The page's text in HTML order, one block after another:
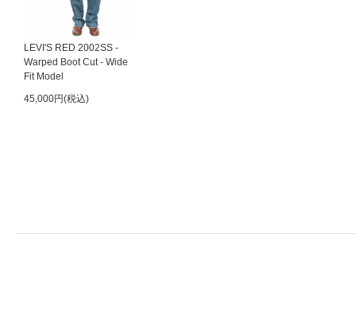
LEVI'S RED 2002SS -
Warped Boot Cut - Wide
Fit Model
45,000円(税込)